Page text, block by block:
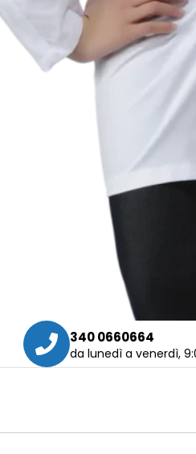
340 0660664
da lunedì a venerdì,